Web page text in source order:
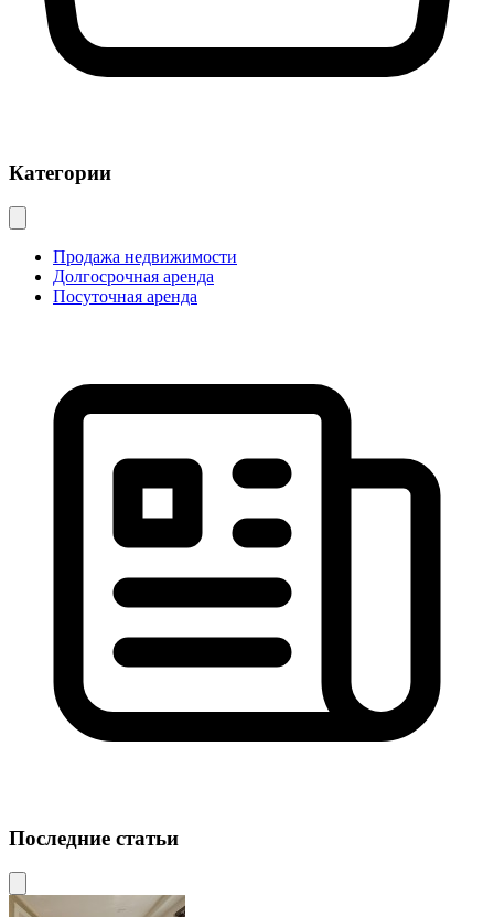
Категории
Продажа недвижимости
Долгосрочная аренда
Посуточная аренда
Последние статьи